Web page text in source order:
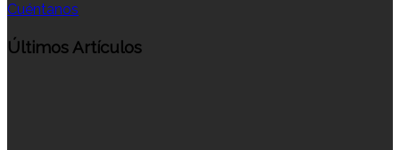
Cuéntanos
Últimos Artículos